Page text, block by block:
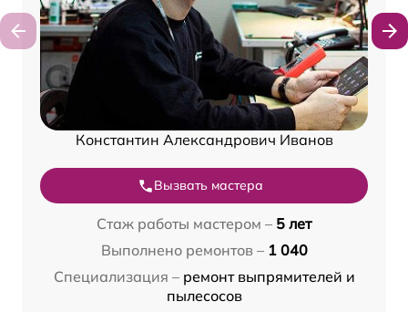
Константин Александрович Иванов
Вызвать мастера
Стаж работы мастером – 5 лет
Выполнено ремонтов – 1 040
Специализация – ремонт выпрямителей и
пылесосов